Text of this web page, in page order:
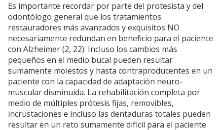
Es importante recordar por parte del protesista y del
odontólogo general que los tratamientos
restauradores más avanzados y exquisitos NO
necesariamente redundan en beneficio para el paciente
con Alzheimer (2, 22). Incluso los cambios más
pequeños en el medio bucal pueden resultar
sumamente molestos y hasta contraproducentes en un
paciente con la capacidad de adaptación neuro-
muscular disminuida. La rehabilitación completa por
medio de múltiples prótesis fijas, removibles,
incrustaciones e incluso las dentaduras totales pueden
resultar en un reto sumamente difícil para el paciente